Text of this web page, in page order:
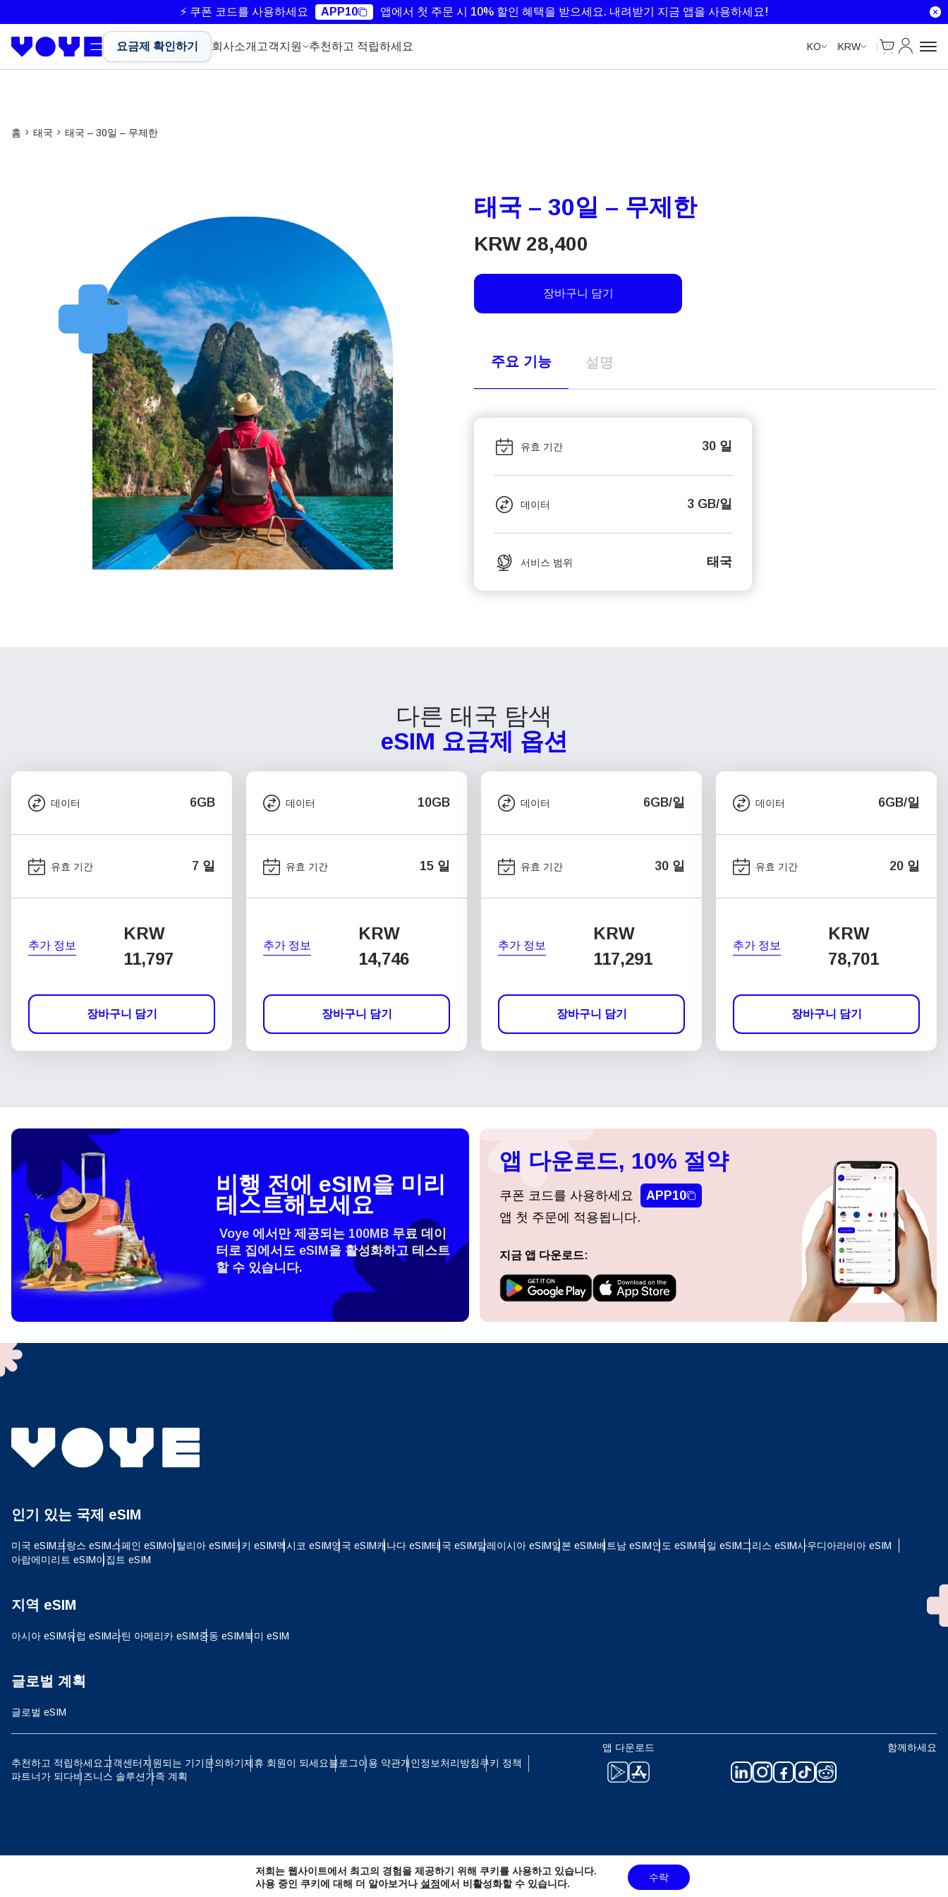
⚡ 쿠폰 코드를 사용하세요 APP10 앱에서 첫 주문 시 10% 할인 혜택을 받으세요. 내려받기 지금 앱을 사용하세요!
요금제 확인하기 회사소개 고객지원 추천하고 적립하세요 KO KRW
Cart
내 계정
홈 태국 태국 – 30일 – 무제한
태국 – 30일 – 무제한
KRW28,400
장바구니 담기
주요 기능 설명
유효 기간 30 일
데이터 3 GB/일
서비스 범위 태국
다른 태국 탐색
eSIM 요금제 옵션
데이터 6GB
유효 기간 7 일
추가 정보
KRW
11,797
장바구니 담기
데이터 10GB
유효 기간 15 일
추가 정보
KRW
14,746
장바구니 담기
데이터 6GB/일
유효 기간 30 일
추가 정보
KRW
117,291
장바구니 담기
데이터 6GB/일
유효 기간 20 일
추가 정보
KRW
78,701
장바구니 담기
How do I get my eSim?
To get your eSIM, start by checking if your device supports eSIM
technology. Then, contact your mobile carrier to request an eSIM activation.
or enter in your device settings. Once activated, you can enjoy the benefits
비행 전에 eSIM을 미리
테스트해보세요
Voye 에서만 제공되는 100MB 무료 데이
터로 집에서도 eSIM을 활성화하고 테스트
할 수 있습니다.
앱 다운로드, 10% 절약
쿠폰 코드를 사용하세요
APP10
앱 첫 주문에 적용됩니다.
지금 앱 다운로드:
인기 있는 국제 eSIM
미국 eSIM프랑스 eSIM스페인 eSIM이탈리아 eSIM터키 eSIM멕시코 eSIM영국 eSIM캐나다 eSIM태국 eSIM말레이시아 eSIM일본 eSIM베트남 eSIM인도 eSIM독일 eSIM그리스 eSIM사우디아라비아 eSIM
아랍에미리트 eSIM이집트 eSIM
지역 eSIM
아시아 eSIM유럽 ​​eSIM라틴 아메리카 eSIM중동 eSIM북미 eSIM
글로벌 계획
글로벌 eSIM
추천하고 적립하세요고객센터지원되는 기기문의하기제휴 회원이 되세요블로그이용 약관개인정보처리방침쿠키 정책
파트너가 되다비즈니스 솔루션가족 계획
앱 다운로드 함께하세요
English Español
Polski Português
简体中文 繁體中文
CHF - 스위스 프랑 NZD - 뉴질랜드 달러
로그인 또는 회원가입
계정을 계속 이용하거나 몇 초 만에 새로 만드세요.
저희는 웹사이트에서 최고의 경험을 제공하기 위해 쿠키를 사용하고 있습니다.
사용 중인 쿠키에 대해 더 알아보거나설정에서 비활성화할 수 있습니다.
수락